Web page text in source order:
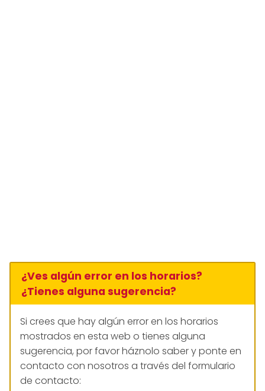
¿Ves algún error en los horarios?
¿Tienes alguna sugerencia?
Si crees que hay algún error en los horarios
mostrados en esta web o tienes alguna
sugerencia, por favor háznolo saber y ponte en
contacto con nosotros a través del formulario
de contacto: